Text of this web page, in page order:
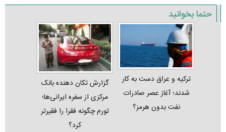
حتما بخوانید
ترکیه و عراق دست به کار
شدند؛ آغاز عصر صادرات
نفت بدون هرمز؟
گزارش تکان‌ دهنده بانک
مرکزی از سفره ایرانی‌ها؛
تورم چگونه فقرا را فقیرتر
کرد؟